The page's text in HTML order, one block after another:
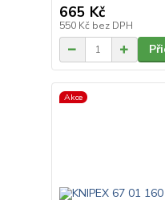
665 Kč
550 Kč bez DPH
Akce